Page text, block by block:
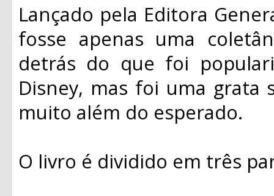
Lançado pela Editora
fosse apenas uma
detrás do que foi
Disney, mas foi uma grata
muito além do esperado.
O livro é dividido em três